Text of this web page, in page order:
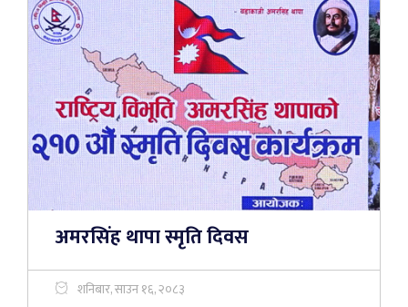
अमरसिंह थापा स्मृति दिवस
शनिबार, साउन १६, २०८३